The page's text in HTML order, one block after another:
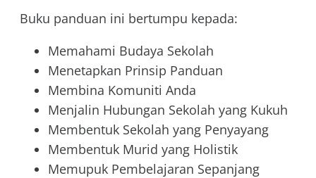
Buku panduan ini bertumpu kepada:
Memahami Budaya Sekolah
Menetapkan Prinsip Panduan
Membina Komuniti Anda
Menjalin Hubungan Sekolah yang Kukuh
Membentuk Sekolah yang Penyayang
Membentuk Murid yang Holistik
Memupuk Pembelajaran Sepanjang